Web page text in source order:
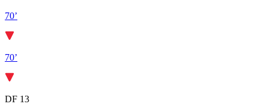
70’
70’
DF 13